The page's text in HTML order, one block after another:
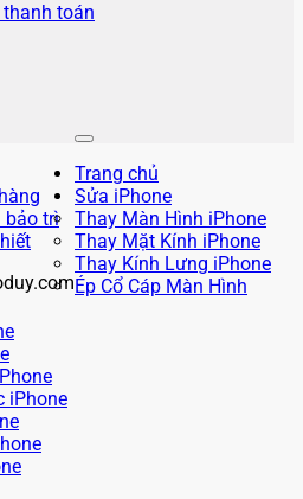
toán
bảo trì
Trang chủ
Sửa iPhone
Thay Màn Hình iPhone
Thay Mặt Kính iPhone
Thay Kính Lưng iPhone
Ép Cổ Cáp Màn Hình
iPhone